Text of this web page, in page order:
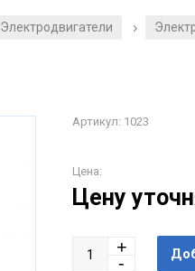
Электродвигатели /
Артикул: 1023
Цена:
Цену